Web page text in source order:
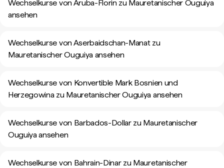
Wechselkurse von Aruba-Florin zu Mauretanischer Ouguiya
ansehen
Wechselkurse von Aserbaidschan-Manat zu
Mauretanischer Ouguiya ansehen
Wechselkurse von Konvertible Mark Bosnien und
Herzegowina zu Mauretanischer Ouguiya ansehen
Wechselkurse von Barbados-Dollar zu Mauretanischer
Ouguiya ansehen
Wechselkurse von Bahrain-Dinar zu Mauretanischer